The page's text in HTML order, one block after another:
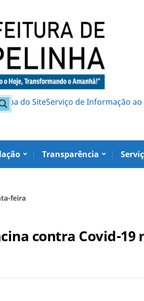
do SiteServiço de Informação ao
Transparência
feira
contra Covid-